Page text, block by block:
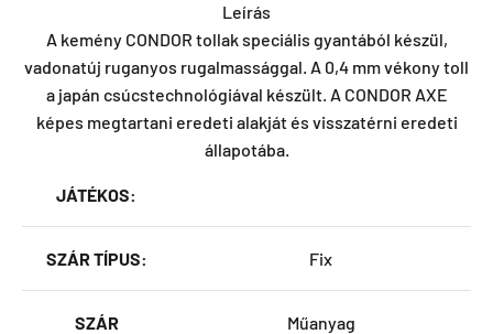
Leírás
A kemény CONDOR tollak speciális gyantából készül,
vadonatúj ruganyos rugalmassággal. A 0,4 mm vékony toll
a japán csúcstechnológiával készült. A CONDOR AXE
képes megtartani eredeti alakját és visszatérni eredeti
állapotába.
JÁTÉKOS:
SZÁR TÍPUS: Fix
SZÁR
Műanyag